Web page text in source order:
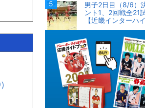
男子2日目（8/6）
ント1、2回戦全21
【近畿インターハ